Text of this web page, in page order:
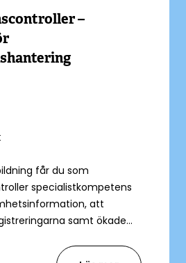
–
får du som
specialistkompetens
att
samt ökade
i sin organisation. Du får